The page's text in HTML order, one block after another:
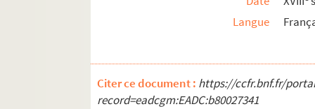
Langue
Citer ce document : https://ccfr.bnf.fr/
record=eadcgm:EADC:b80027341